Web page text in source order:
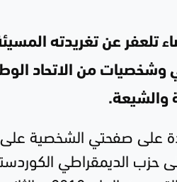
تلعفر عن تغريدته
وشخصيات من الاتحاد
والشيعة.
27 آذار قمت بنشر تغريدة على صفحتي الشخصية
حزب الديمقراطي